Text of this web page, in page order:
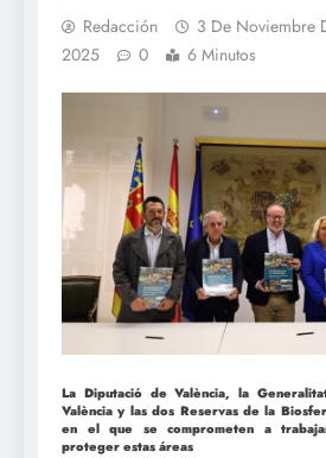
Redacción
3 De Noviembre
2025
0 6 Minutos
La Diputació de València, la
València y las dos Reservas de la
en el que se comprometen a
proteger estas áreas